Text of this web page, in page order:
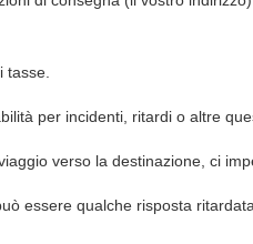
tasse.
per incidenti, ritardi o altre
verso la destinazione, ci
essere qualche risposta